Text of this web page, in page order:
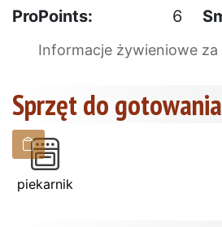
ProPoints:
6
Informacje żywieniowe za
Sprzęt do gotowania
piekarnik